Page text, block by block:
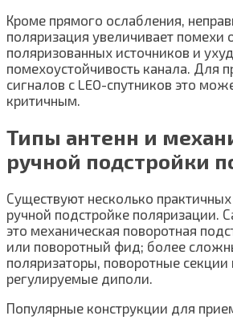
Кроме прямого ослабления,
поляризация увеличивает помехи
поляризованных источников и
помехоустойчивость канала. Для
сигналов с LEO-спутников это
критичным.
Типы антенн и
ручной подстройки
Существуют несколько
ручной подстройке поляризации.
это механическая поворотная
или поворотный фид; более
поляризаторы, поворотные
регулируемые диполи.
Популярные конструкции для